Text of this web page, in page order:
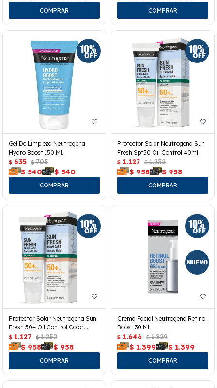
Gel De Limpieza Neutrogena
Hydro Boost 150 Ml.
$ 635 $ 705
$ 540 $ 540
Protector Solar Neutrogena Sun
Fresh Spf50 Oil Control 40ml.
$ 1.127 $ 1.252
$ 958 $ 958
Protector Solar Neutrogena Sun
Fresh 50+ Oil Control Color
40ml.
$ 1.127 $ 1.252
$ 958 $ 958
Crema Facial Neutrogena Retinol
Boost 30 Ml.
$ 1.646 $ 1.829
$ 1.399 $ 1.399